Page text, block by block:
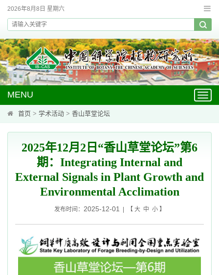
2026年8月8日 星期六
MENU
首页 > 学术活动 > 香山草堂论坛
2025年12月2日“香山草堂论坛”第6
期：Integrating Internal and
External Signals in Plant Growth and
Environmental Acclimation
发布时间： 2025-12-01 | 【 大 中 小】